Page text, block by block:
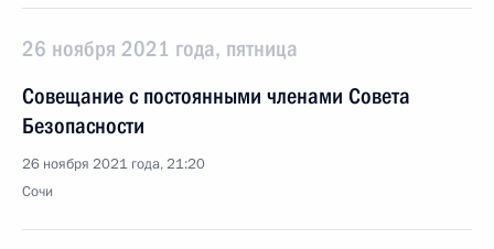
26 ноября 2021 года, пятница
Совещание с постоянными членами Совета
Безопасности
26 ноября 2021 года, 21:20
Сочи